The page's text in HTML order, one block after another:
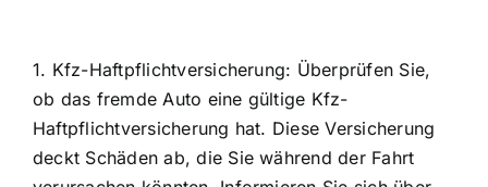
1. Kfz-Haftpflichtversicherung: Überprüfen Sie,
ob das fremde Auto eine gültige Kfz-
Haftpflichtversicherung hat. Diese Versicherung
deckt Schäden ab, die Sie während der Fahrt